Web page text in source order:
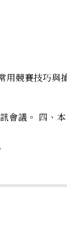
用競賽技巧與
會議。 四、本